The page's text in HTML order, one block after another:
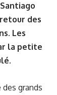
des
Les
la petite
grands